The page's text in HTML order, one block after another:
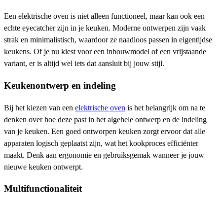
Een elektrische oven is niet alleen functioneel, maar kan ook een
echte eyecatcher zijn in je keuken. Moderne ontwerpen zijn vaak
strak en minimalistisch, waardoor ze naadloos passen in eigentijdse
keukens. Of je nu kiest voor een inbouwmodel of een vrijstaande
variant, er is altijd wel iets dat aansluit bij jouw stijl.
Keukenontwerp en indeling
Bij het kiezen van een elektrische oven is het belangrijk om na te
denken over hoe deze past in het algehele ontwerp en de indeling
van je keuken. Een goed ontworpen keuken zorgt ervoor dat alle
apparaten logisch geplaatst zijn, wat het kookproces efficiënter
maakt. Denk aan ergonomie en gebruiksgemak wanneer je jouw
nieuwe keuken ontwerpt.
Multifunctionaliteit